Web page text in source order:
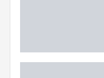
Zona di presa